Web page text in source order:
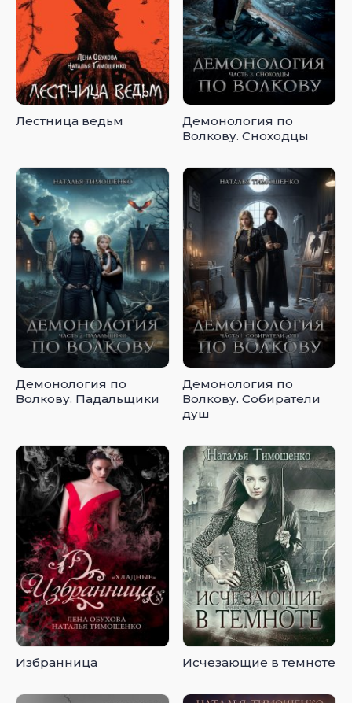
Лестница ведьм
Демонология по
Волкову. Сноходцы
Демонология по
Волкову. Падальщики
Демонология по
Волкову. Собиратели
душ
Избранница Исчезающие в темноте